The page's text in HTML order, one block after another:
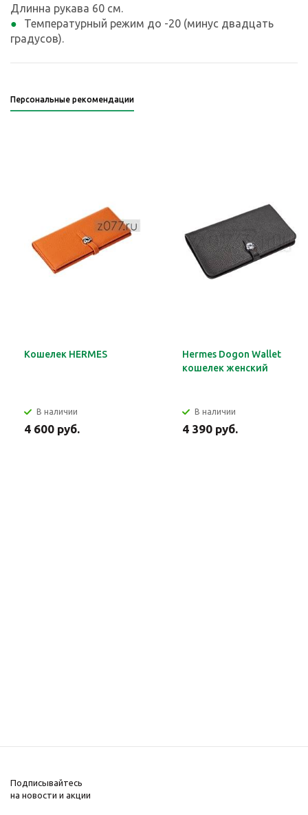
Длинна рукава 60 см.
Температурный режим до -20 (минус двадцать
градусов).
Персональные рекомендации
Кошелек HERMES
В наличии
4 600 руб.
Hermes Dogon Wallet
кошелек женский
В наличии
4 390 руб.
Подписывайтесь
на новости и акции